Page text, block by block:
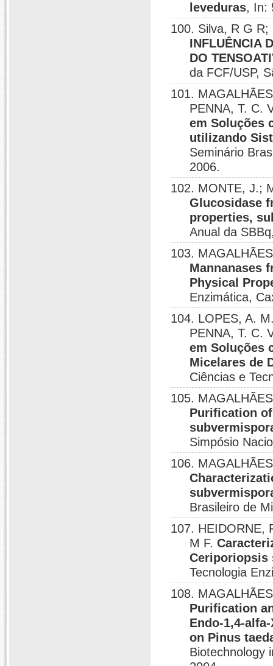
leveduras, In:
100. Silva, R G
INFLUÊNCIA
DO
da FCF/USP,
101.
PENNA, T. C.
em Soluções
utilizando
Seminário
2006.
102. MONTE, J.;
Glucosidase
properties,
Anual da
103.
Mannanases
Physical
Enzimática,
104. LOPES, A.
PENNA, T. C.
em Soluções
Micelares de
Ciências e
105.
Purification
Simpósio
106.
Brasileiro de
107. HEIDORNE,
M F.
Ceriporiopsis
Tecnologia
108.
Purification
Endo-1,4-
on Pinus
Biotechnology